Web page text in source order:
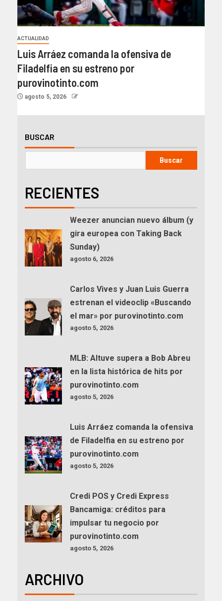
ACTUALIDAD
Luis Arráez comanda la ofensiva de
Filadelfia en su estreno por
purovinotinto.com
agosto 5, 2026
BUSCAR
Buscar
RECIENTES
Weezer anuncian nuevo álbum (y
gira europea con Taking Back
Sunday)
agosto 6, 2026
Carlos Vives y Juan Luis Guerra
estrenan el videoclip «Buscando
el mar» por purovinotinto.com
agosto 5, 2026
MLB: Altuve supera a Bob Abreu
en la lista histórica de hits por
purovinotinto.com
agosto 5, 2026
Luis Arráez comanda la ofensiva
de Filadelfia en su estreno por
purovinotinto.com
agosto 5, 2026
Credi POS y Credi Express
Bancamiga: créditos para
impulsar tu negocio por
purovinotinto.com
agosto 5, 2026
ARCHIVO